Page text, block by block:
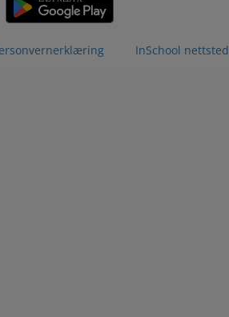
InSchool nettsted